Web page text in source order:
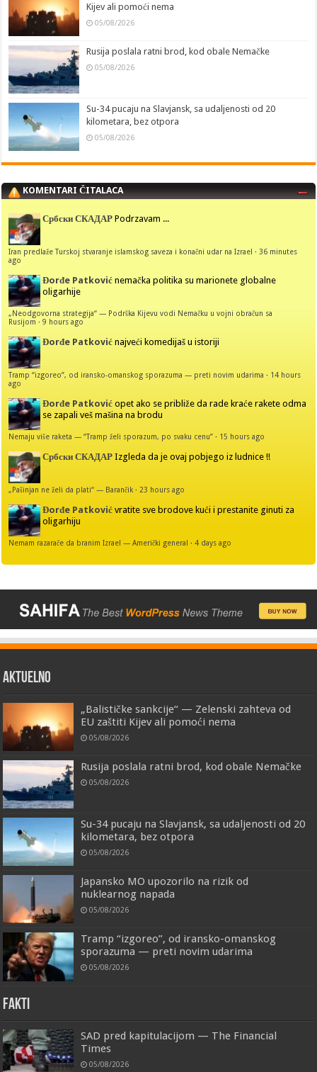
Kijev ali pomoći nema
05/08/2026
Rusija poslala ratni brod, kod obale Nemačke
05/08/2026
Su-34 pucaju na Slavjansk, sa udaljenosti od 20
kilometara, bez otpora
05/08/2026
KOMENTARI ČITALACA
Србски СКАДАР Podrzavam ...
Iran predlaže Turskoj stvaranje islamskog saveza i konačni udar na Izrael ·36 minutes
ago
Đorđe Patković nemačka politika su marionete globalne
oligarhije
„Neodgovorna strategija“ — Podrška Kijevu vodi Nemačku u vojni obračun sa
Rusijom ·9 hours ago
Đorđe Patković najveći komedijaš u istoriji
Tramp “izgoreo”, od iransko-omanskog sporazuma — preti novim udarima · 14 hours
ago
Đorđe Patković opet ako se približe da rade kraće rakete odma
se zapali veš mašina na brodu
Nemaju više raketa — “Tramp želi sporazum, po svaku cenu” · 15 hours ago
Србски СКАДАР Izgleda da je ovaj pobjego iz ludnice !!
„Pašinjan ne želi da plati“ — Barančik · 23 hours ago
Đorđe Patković vratite sve brodove kući i prestanite ginuti za
oligarhiju
Nemam razarače da branim Izrael — Američki general ·4 days ago
AKTUELNO
„Balističke sankcije“ — Zelenski zahteva od
EU zaštiti Kijev ali pomoći nema
05/08/2026
Rusija poslala ratni brod, kod obale Nemačke
05/08/2026
Su-34 pucaju na Slavjansk, sa udaljenosti od 20
kilometara, bez otpora
05/08/2026
Japansko MO upozorilo na rizik od
nuklearnog napada
05/08/2026
Tramp “izgoreo”, od iransko-omanskog
sporazuma — preti novim udarima
05/08/2026
FAKTI
SAD pred kapitulacijom — The Financial
Times
05/08/2026